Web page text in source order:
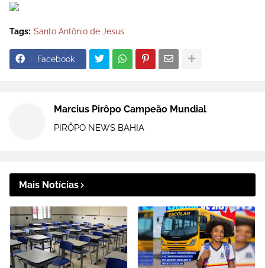
Tags: Santo Antônio de Jesus
Facebook
Marcius Pirôpo Campeão Mundial
PIRÔPO NEWS BAHIA
Mais Notícias